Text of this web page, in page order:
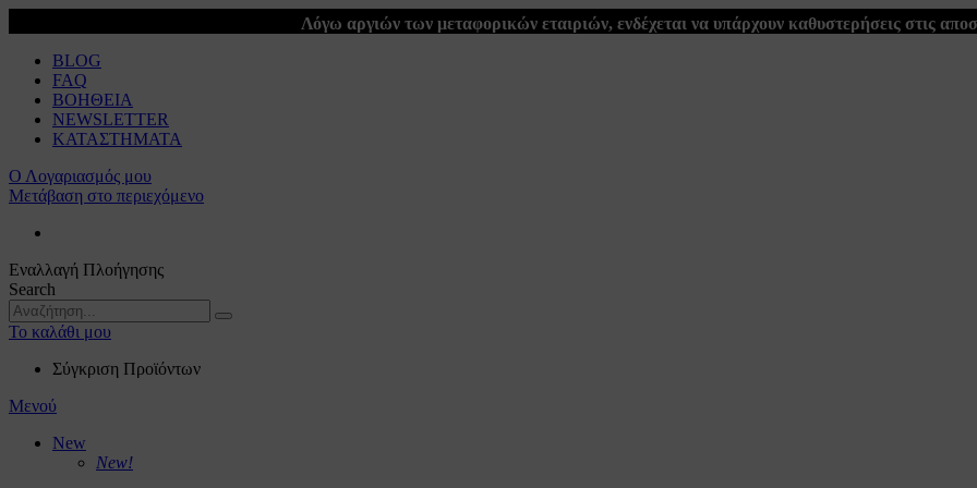
Λόγω αργιών των μεταφορικών εταιριών, ενδέχεται να υπάρχουν καθυστερήσεις στις
BLOG
FAQ
ΒΟΗΘΕΙΑ
NEWSLETTER
ΚΑΤΑΣΤΗΜΑΤΑ
Ο Λογαριασμός μου
Μετάβαση στο περιεχόμενο
Εναλλαγή Πλοήγησης
Search
Το καλάθι μου
Σύγκριση Προϊόντων
Μενού
New
New!